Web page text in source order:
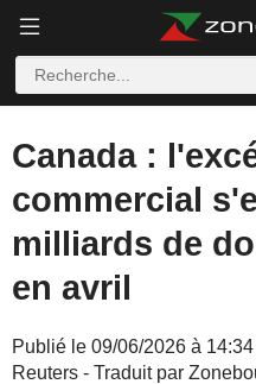
Canada :
commercial
milliards de
en avril
Publié le 09/06/2026 à 14:34
Reuters - Traduit par